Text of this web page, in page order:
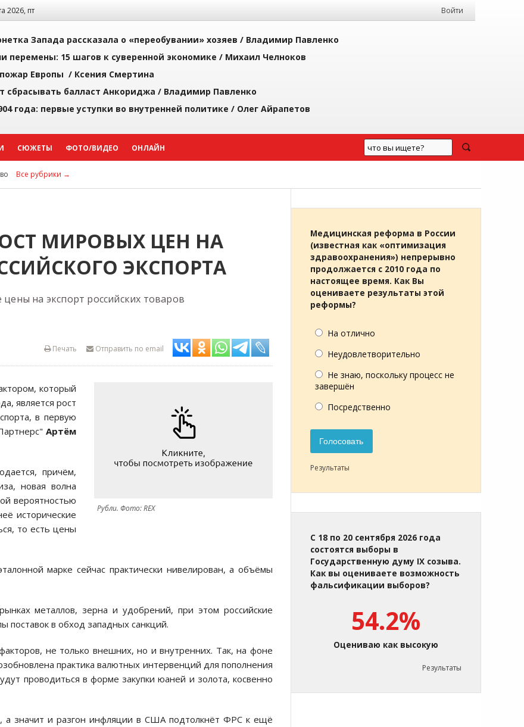
2026, пт Войти
Запада рассказала о «переобувании» хозяев / Владимир Павленко
перемены: 15 шагов к суверенной экономике / Михаил Челноков
Европы / Ксения Смертина
сбрасывать балласт Анкориджа / Владимир Павленко
года: первые уступки во внутренней политике / Олег Айрапетов
СЮЖЕТЫ ФОТО/ВИДЕО ОНЛАЙН
Все рубрики →
МИРОВЫХ ЦЕН НА
ЭКСПОРТА
на экспорт российских товаров
Отправить по email
Печать
Рубли. Фото: REX
который
является рост
в первую
Артём
причём,
новая волна
вероятностью
исторические
то есть цены
марке сейчас практически нивелирован, а объёмы
металлов, зерна и удобрений, при этом российские
поставок в обход западных санкций.
не только внешних, но и внутренних. Так, на фоне
практика валютных интервенций для пополнения
проводиться в форме закупки юаней и золота, косвенно
а значит и разгон инфляции в США подтолкнёт ФРС к ещё
Медицинская реформа в России
(известная как «оптимизация
здравоохранения») непрерывно
продолжается с 2010 года по
настоящее время. Как Вы
оцениваете результаты этой
реформы?
На отлично
Неудовлетворительно
Не знаю, поскольку процесс не
завершён
Посредственно
Голосовать
Результаты
С 18 по 20 сентября 2026 года
состоятся выборы в
Государственную думу IX созыва.
Как вы оцениваете возможность
фальсификации выборов?
54.2%
Оцениваю как высокую
Результаты